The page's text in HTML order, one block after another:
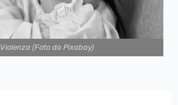
Violenza (Foto da Pixabay)